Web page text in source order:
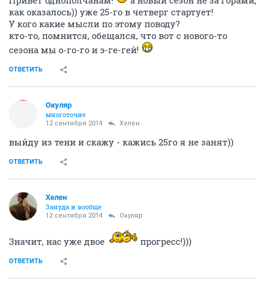
как оказалось)) уже 25-го в четверг стартует!
У кого какие мысли по этому поводу?
кто-то, помнится, обещался, что вот с нового-то
сезона мы о-го-го и э-ге-гей!
ОТВЕТИТЬ
Окуляр
многоточие
12 сентября 2014 Хелен
выйду из тени и скажу - кажись 25го я не занят))
ОТВЕТИТЬ
Хелен
Зануда и вообще
12 сентября 2014 Окуляр
Значит, нас уже двое прогресс!)))
ОТВЕТИТЬ